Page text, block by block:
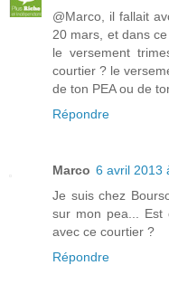
@Marco, il fallait
20 mars, et dans
le versement
courtier ? le
de ton PEA ou de
Répondre
Marco 6 avril 2013
Je suis chez
sur mon pea...
avec ce courtier ?
Répondre